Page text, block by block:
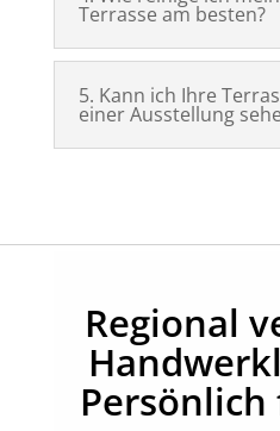
Terrasse am besten?
5. Kann ich Ihre
einer Ausstellung
Regional
Persönlich